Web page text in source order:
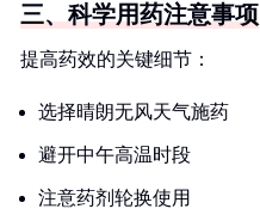
三、科学用药注意事项
提高药效的关键细节：
选择晴朗无风天气施药
避开中午高温时段
注意药剂轮换使用